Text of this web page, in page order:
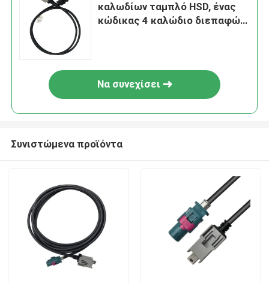
καλωδίων ταμπλό HSD, ένας
κώδικας 4 καλώδιο διεπαφών
Να συνεχίσει
Συνιστώμενα προϊόντα